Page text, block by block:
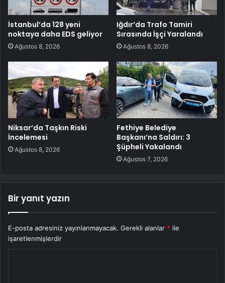
İstanbul’da 128 yeni
noktaya daha EDS geliyor
Ağustos 8, 2026
Iğdır’da Trafo Tamiri
Sırasında İşçi Yaralandı
Ağustos 8, 2026
Niksar’da Taşkın Riski
İncelemesi
Ağustos 8, 2026
Fethiye Belediye
Başkanı’na Saldırı: 3
Şüpheli Yakalandı
Ağustos 7, 2026
Bir yanıt yazın
E-posta adresiniz yayınlanmayacak. Gerekli alanlar * ile
işaretlenmişlerdir